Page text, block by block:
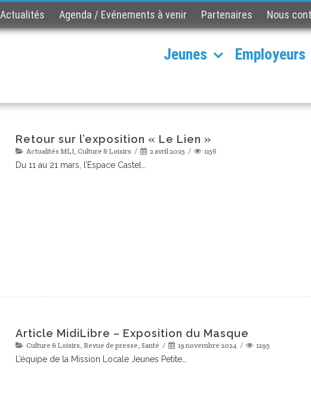
Actualités Agenda / Evénements à venir Partenaires Nous
Jeunes Employeurs
Retour sur l’exposition « Le Lien »
Actualités MLI Culture & Loisirs 2 avril 2025 1156
Du 11 au 21 mars, l’Espace Castel…
Article MidiLibre – Exposition du Masque
Culture & Loisirs Revue de presse Santé 19 novembre 2024 1295
L’équipe de la Mission Locale Jeunes Petite…